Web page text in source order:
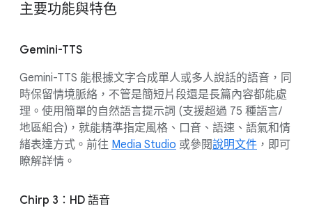
主要功能與特色
Gemini-TTS
Gemini-TTS 能根據文字合成單人或多人說話的語音，同
時保留情境脈絡，不管是簡短片段還是長篇內容都能處
理。使用簡單的自然語言提示詞 (支援超過 75 種語言/
地區組合)，就能精準指定風格、口音、語速、語氣和情
緒表達方式。前往 Media Studio 或參閱說明文件 ，即可
瞭解詳情。
Chirp 3：HD 語音